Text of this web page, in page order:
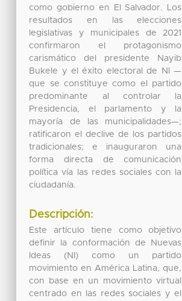
como gobierno en El Salvador. Los
resultados en las elecciones
legislativas y municipales de 2021
confirmaron el protagonismo
carismático del presidente Nayib
Bukele y el éxito electoral de NI —
que se constituye como el partido
predominante al controlar la
Presidencia, el parlamento y la
mayoría de las municipalidades—;
ratificaron el declive de los partidos
tradicionales; e inauguraron una
forma directa de comunicación
política vía las redes sociales con la
ciudadanía.
Descripción:
Este artículo tiene como objetivo
definir la conformación de Nuevas
Ideas (NI) como un partido
movimiento en América Latina, que,
con base en un movimiento virtual
centrado en las redes sociales y el